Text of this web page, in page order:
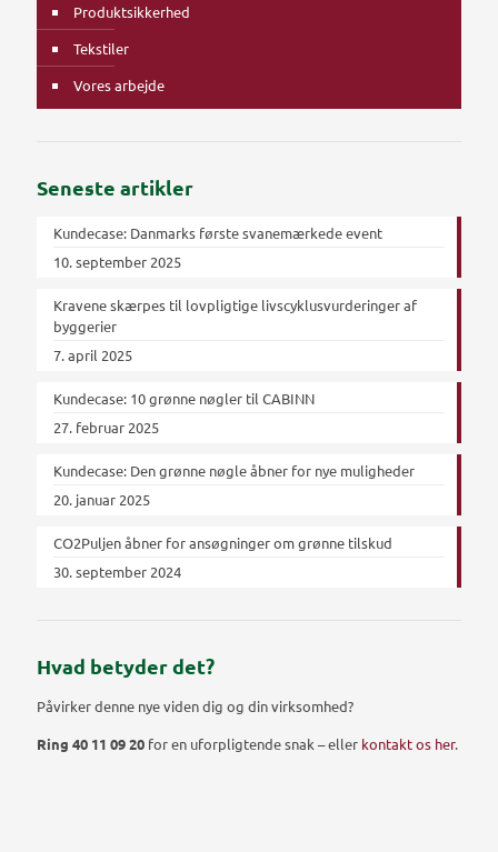
Produktsikkerhed
Tekstiler
Vores arbejde
Seneste artikler
Kundecase: Danmarks første svanemærkede event
10. september 2025
Kravene skærpes til lovpligtige livscyklusvurderinger af
byggerier
7. april 2025
Kundecase: 10 grønne nøgler til CABINN
27. februar 2025
Kundecase: Den grønne nøgle åbner for nye muligheder
20. januar 2025
CO2Puljen åbner for ansøgninger om grønne tilskud
30. september 2024
Hvad betyder det?
Påvirker denne nye viden dig og din virksomhed?
Ring 40 11 09 20 for en uforpligtende snak – eller kontakt os her.